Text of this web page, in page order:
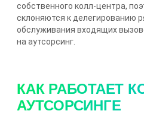
собственного колл-центра,
склоняются к делегированию
обслуживания входящих
на аутсорсинг.
КАК РАБОТАЕТ
АУТСОРСИНГЕ